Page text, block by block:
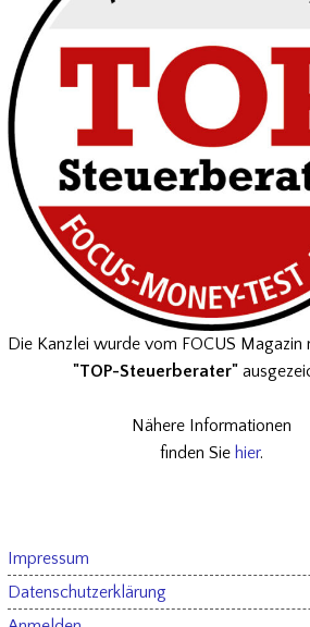
Die Kanzlei wurde vom FOCUS Magazin
"TOP-Steuerberater"
Nähere Informationen
finden Sie hier.
Impressum
Datenschutzerklärung